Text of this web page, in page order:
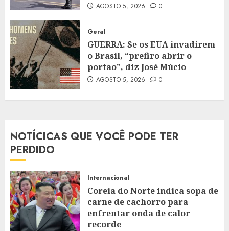
AGOSTO 5, 2026 0
Geral
GUERRA: Se os EUA invadirem
o Brasil, “prefiro abrir o
portão”, diz José Múcio
AGOSTO 5, 2026 0
NOTÍCICAS QUE VOCÊ PODE TER
PERDIDO
Internacional
Coreia do Norte indica sopa de
carne de cachorro para
enfrentar onda de calor
recorde